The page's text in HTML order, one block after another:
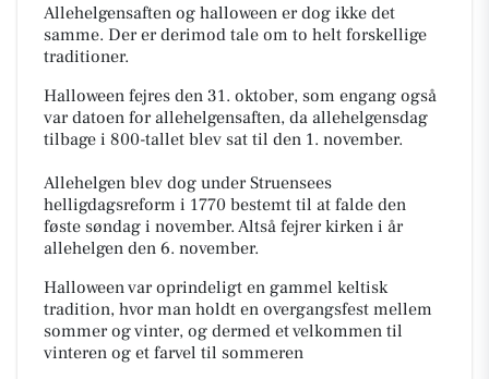
Allehelgensaften og halloween er dog ikke det
samme. Der er derimod tale om to helt forskellige
traditioner.
Halloween fejres den 31. oktober, som engang også
var datoen for allehelgensaften, da allehelgensdag
tilbage i 800-tallet blev sat til den 1. november.
Allehelgen blev dog under Struensees
helligdagsreform i 1770 bestemt til at falde den
føste søndag i november. Altså fejrer kirken i år
allehelgen den 6. november.
Halloween var oprindeligt en gammel keltisk
tradition, hvor man holdt en overgangsfest mellem
sommer og vinter, og dermed et velkommen til
vinteren og et farvel til sommeren